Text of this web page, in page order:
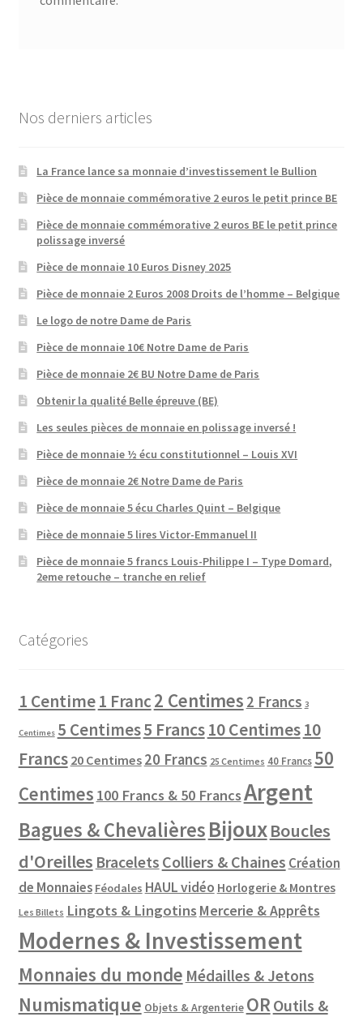
Nos derniers articles
La France lance sa monnaie d’investissement le Bullion
Pièce de monnaie commémorative 2 euros le petit prince BE
Pièce de monnaie commémorative 2 euros BE le petit prince
polissage inversé
Pièce de monnaie 10 Euros Disney 2025
Pièce de monnaie 2 Euros 2008 Droits de l’homme – Belgique
Le logo de notre Dame de Paris
Pièce de monnaie 10€ Notre Dame de Paris
Pièce de monnaie 2€ BU Notre Dame de Paris
Obtenir la qualité Belle épreuve (BE)
Les seules pièces de monnaie en polissage inversé !
Pièce de monnaie ½ écu constitutionnel – Louis XVI
Pièce de monnaie 2€ Notre Dame de Paris
Pièce de monnaie 5 écu Charles Quint – Belgique
Pièce de monnaie 5 lires Victor-Emmanuel II
Pièce de monnaie 5 francs Louis-Philippe I – Type Domard,
2eme retouche – tranche en relief
Catégories
1 Centime1 Franc2 Centimes 2 Francs 3
Centimes 5 Centimes5 Francs10 Centimes10
Francs 20 Centimes 20 Francs 25 Centimes 40 Francs 50
Centimes 100 Francs & 50 FrancsArgent
Bagues & ChevalièresBijouxBoucles
d'Oreilles Bracelets Colliers & Chaines Création
de Monnaies Féodales HAUL vidéo Horlogerie & Montres
Les Billets Lingots & Lingotins Mercerie & Apprêts
Modernes & Investissement
Monnaies du monde Médailles & Jetons
Numismatique Objets & Argenterie OR Outils &